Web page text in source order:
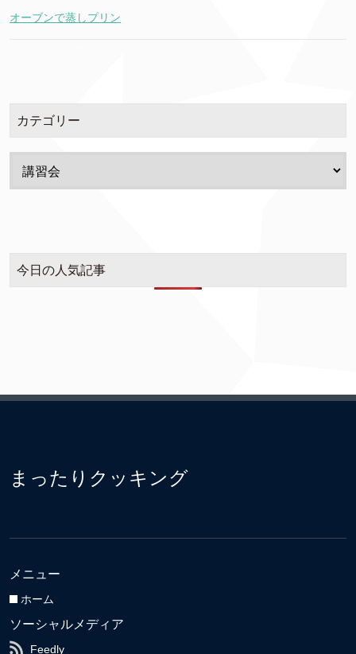
オーブンで蒸しプリン
カテゴリー
今日の人気記事
まったりクッキング
メニュー
ホーム
ソーシャルメディア
Feedly